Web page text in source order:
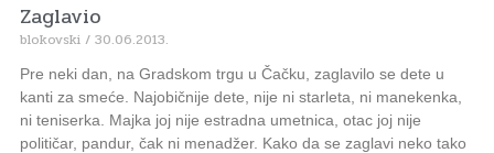
Zaglavio
blokovski 30.06.2013.
Pre neki dan, na Gradskom trgu u Čačku, zaglavilo se dete u
kanti za smeće. Najobičnije dete, nije ni starleta, ni manekenka,
ni teniserka. Majka joj nije estradna umetnica, otac joj nije
političar, pandur, čak ni menadžer. Kako da se zaglavi neko tako